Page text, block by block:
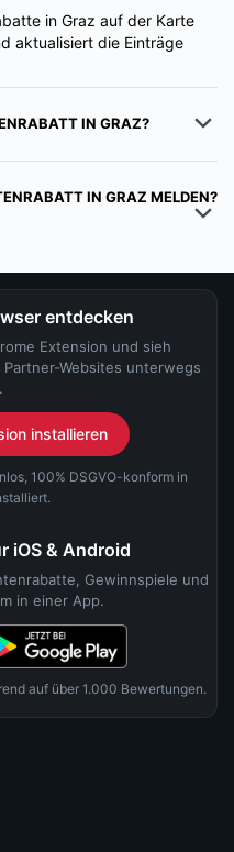
in Graz auf der Karte
aktualisiert die Einträge
IN GRAZ?
IN GRAZ MELDEN?
entdecken
Extension und sieh
Websites unterwegs
installieren
100% DSGVO-konform in
iOS & Android
Gewinnspiele und
in einer App.
auf über 1.000 Bewertungen.